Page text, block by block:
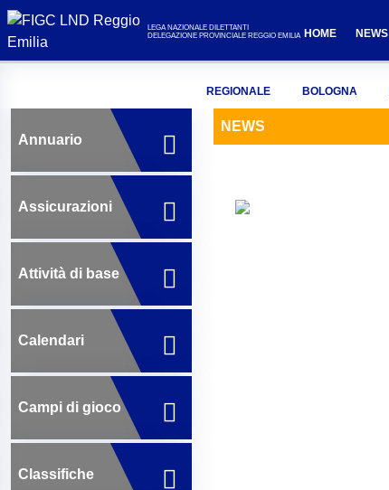
LEGA NAZIONALE DILETTANTI
DELEGAZIONE PROVINCIALE REGGIO EMILIA
HOME NEWS
REGIONALE BOLOGNA
Annuario
Assicurazioni
Attività di base
Calendari
Campi di gioco
Classifiche
NEWS